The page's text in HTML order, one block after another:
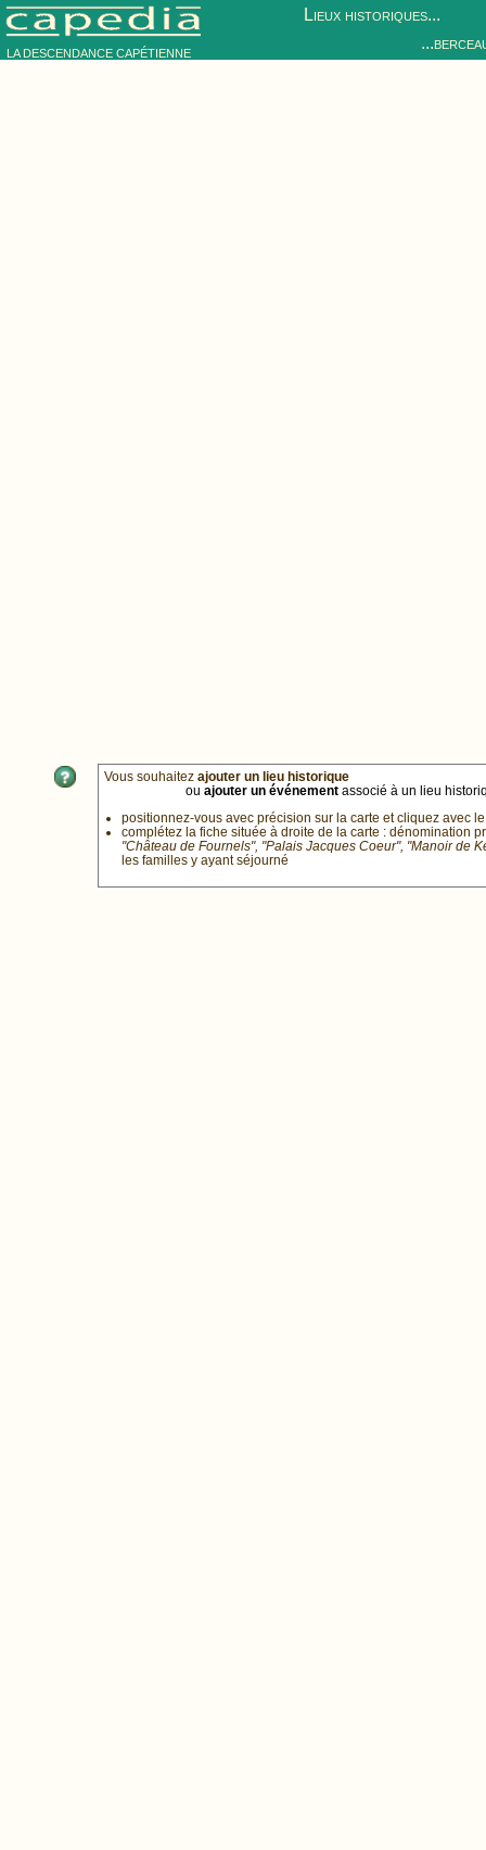
LA DESCENDANCE CAPÉTIENNE
Lieux historiques...
Vous souhaitez ajouter un lieu historique
ou ajouter un événement associé à un lieu
positionnez-vous avec précision sur la carte et cliquez avec
complétez la fiche située à droite de la carte : dénomination
"Château de Fournels", "Palais Jacques Coeur", "Manoir de
les familles y ayant séjourné